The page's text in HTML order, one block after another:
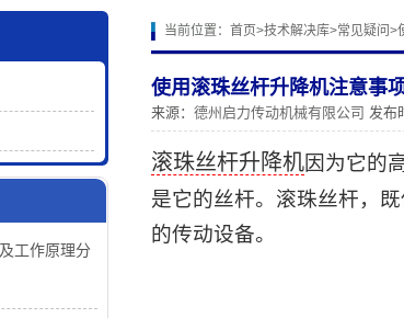
当前位置： 首页>技术解决库>常见疑问 >
使用滚珠丝杆升降机注意事
来源： 德州启力传动机械有限公司 发布
滚珠丝杆升降机因为它的
是它的丝杆。滚珠丝杆，
的传动设备。
工作原理分